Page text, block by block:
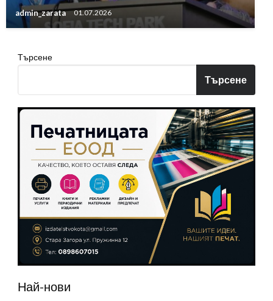
admin_zarata 01.07.2026
Търсене
Търсене
Най-нови